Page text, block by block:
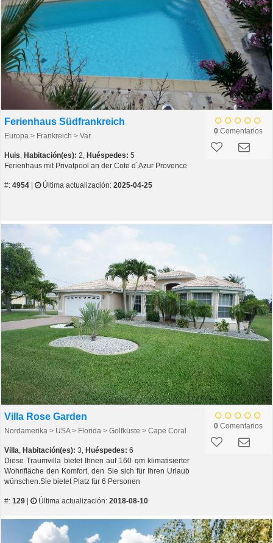
Ferienhaus Südfrankreich
Europa > Frankreich > Var
Huis, Habitación(es): 2, Huéspedes: 5
Ferienhaus mit Privatpool an der Cote d`Azur Provence
#: 4954 Última actualización: 2025-04-25
0 Comentarios
Villa Rose Garden
Nordamerika > USA > Florida > Golfküste > Cape Coral
Villa, Habitación(es): 3, Huéspedes: 6
Diese Traumvilla bietet Ihnen auf 160 qm klimatisierter
Wohnfläche den Komfort, den Sie sich für Ihren Urlaub
wünschen.Sie bietet Platz für 6 Personen
#: 129 Última actualización: 2018-08-10
0 Comentarios